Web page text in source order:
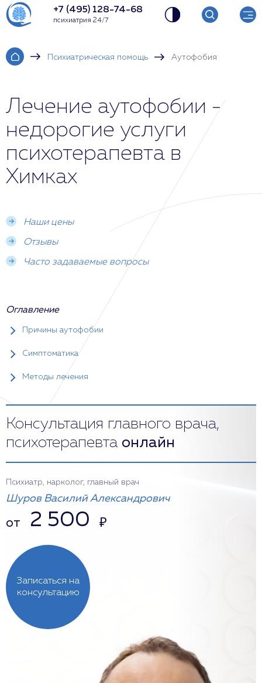
+7 (495) 128-74-68
психиатрия 24/7
Психиатрическая помощь Аутофобия
Лечение аутофобии -
недорогие услуги
психотерапевта в
Химках
Наши цены
Отзывы
Часто задаваемые вопросы
Оглавление
Причины аутофобии
Симптоматика
Методы лечения
Консультация главного врача,
психотерапевта онлайн
Записаться на
консультацию
Психиатр, нарколог, главный врач
Шуров Василий Александрович
от 2 500 ₽